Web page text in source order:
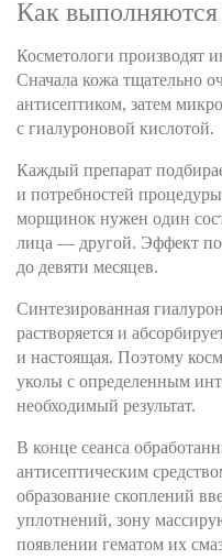
Как
Косметологи производят
Сначала кожа тщательно
антисептиком, затем
с гиалуроновой кислотой.
Каждый препарат
и потребностей
морщинок нужен один
лица — другой. Эффект
до девяти месяцев.
Синтезированная
растворяется и
и настоящая. Поэтому
уколы с определенным
необходимый результат.
В конце сеанса
антисептическим
образование скоплений
уплотнений, зону
появлении гематом их